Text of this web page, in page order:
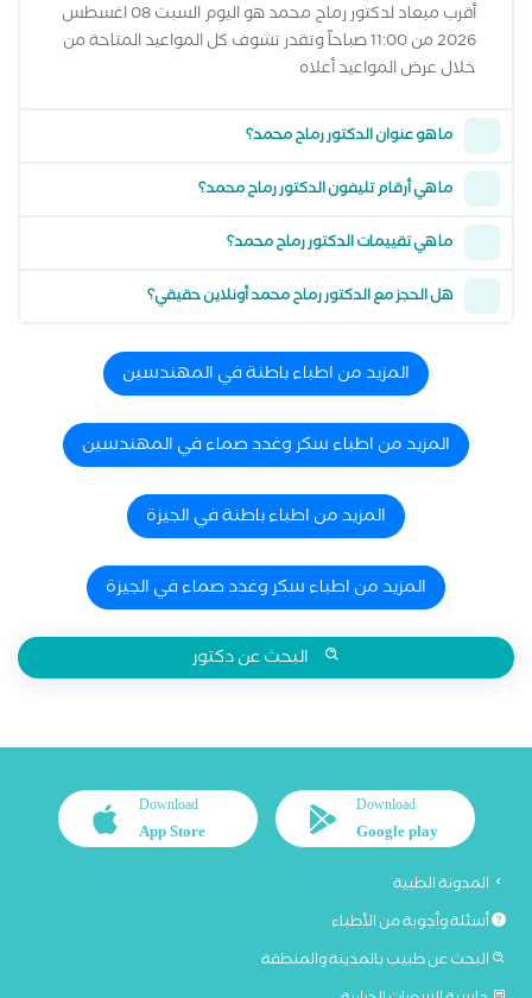
أقرب ميعاد لدكتور رماح محمد هو اليوم السبت 08 اغسطس
2026 من 11:00 صباحاً وتقدر تشوف كل المواعيد المتاحة من
خلال عرض المواعيد أعلاه
ما هو عنوان الدكتور رماح محمد؟
ما هي أرقام تليفون الدكتور رماح محمد؟
ما هي تقييمات الدكتور رماح محمد؟
هل الحجز مع الدكتور رماح محمد أونلاين حقيقي؟
المزيد من اطباء باطنة في المهندسين
المزيد من اطباء سكر وغدد صماء في المهندسين
المزيد من اطباء باطنة في الجيزة
المزيد من اطباء سكر وغدد صماء في الجيزة
البحث عن دكتور
Download
Google play
Download
App Store
المدونة الطبية
أسئلة وأجوبة من الأطباء
البحث عن طبيب بالمدينة والمنطقة